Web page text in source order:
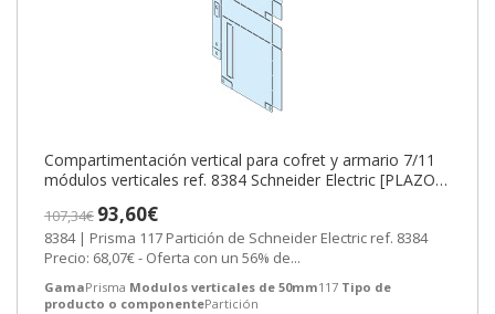
Compartimentación vertical para cofret y armario 7/11
módulos verticales ref. 8384 Schneider Electric [PLAZO
107,34€ 93,60€
8384 | Prisma 117 Partición de Schneider Electric ref. 8384
Precio: 68,07€ - Oferta con un 56% de...
GamaPrisma Modulos verticales de 50mm117 Tipo de
producto o componentePartición